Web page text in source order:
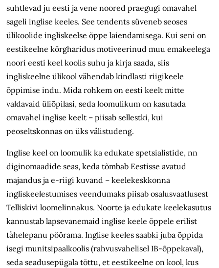
suhtlevad ju eesti ja vene noored praegugi omavahel
sageli inglise keeles. See tendents süveneb seoses
ülikoolide ingliskeelse õppe laiendamisega. Kui seni on
eestikeelne kõrgharidus motiveerinud muu emakeelega
noori eesti keel koolis suhu ja kirja saada, siis
ingliskeelne ülikool vähendab kindlasti riigikeele
õppimise indu. Mida rohkem on eesti keelt mitte
valdavaid üliõpilasi, seda loomulikum on kasutada
omavahel inglise keelt – piisab sellestki, kui
peoseltskonnas on üks välistudeng.
Inglise keel on loomulik ka edukate spetsialistide, nn
diginomaadide seas, keda tõmbab Eestisse avatud
majandus ja e-riigi kuvand – keelekeskkonna
ingliskeelestumises veendumaks piisab osalusvaatlusest
Telliskivi loomelinnakus. Noorte ja edukate keelekasutus
kannustab lapsevanemaid inglise keele õppele erilist
tähelepanu pöörama. Inglise keeles saabki juba õppida
isegi munitsipaalkoolis (rahvusvahelisel IB-õppekaval),
seda seadusepügala tõttu, et eestikeelne on kool, kus